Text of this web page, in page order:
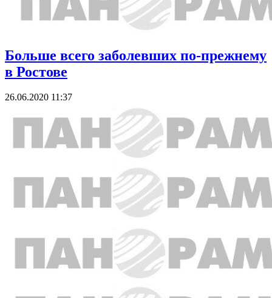
Больше всего заболевших по-прежнему
в Ростове
26.06.2020 11:37